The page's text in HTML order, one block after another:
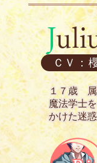
ＣＶ：
１７歳 属
魔法学士
かけた迷